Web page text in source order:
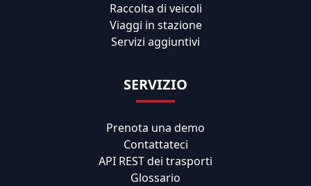
Raccolta di veicoli
Viaggi in stazione
Servizi aggiuntivi
SERVIZIO
Prenota una demo
Contattateci
API REST dei trasporti
Glossario